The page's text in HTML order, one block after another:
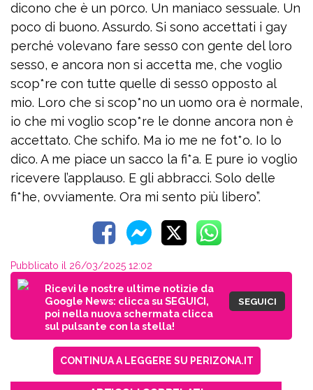
dicono che è un p0rco. Un maniaco sessuale. Un
poco di buono. Assurdo. Si sono accettati i gay
perché volevano fare sess0 con gente del loro
sess0, e ancora non si accetta me, che voglio
scop*re con tutte quelle di sess0 opposto al
mio. Loro che si scop*no un uomo ora è normale,
io che mi voglio scop*re le donne ancora non è
accettato. Che schifo. Ma io me ne fot*o. Io lo
dico. A me piace un sacco la fi*a. E pure io voglio
ricevere l’applauso. E gli abbracci. Solo delle
fi*he, ovviamente. Ora mi sento più libero”.
Pubblicato il 26/03/2025 12:02
Ricevi le nostre ultime notizie da
Google News: clicca su SEGUICI,
poi nella nuova schermata clicca
sul pulsante con la stella!
SEGUICI
CONTINUA A LEGGERE SU PERIZONA.IT